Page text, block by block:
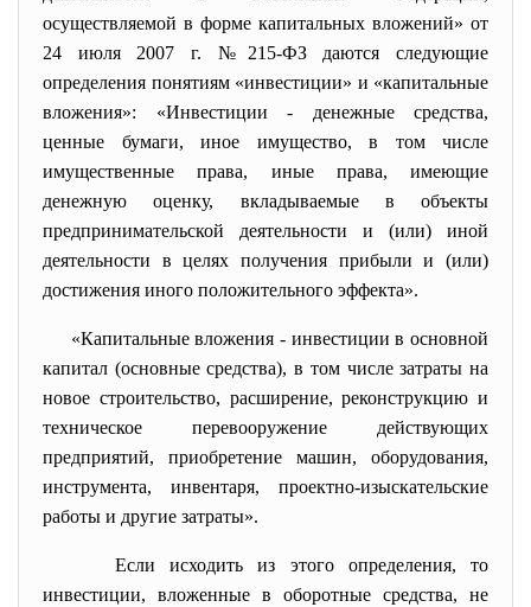
осуществляемой в форме капитальных вложений» от
24 июля 2007 г. №215-ФЗ даются следующие
определения понятиям «инвестиции» и «капитальные
вложения»: «Инвестиции - денежные средства,
ценные бумаги, иное имущество, в том числе
имущественные права, иные права, имеющие
денежную оценку, вкладываемые в объекты
предпринимательской деятельности и (или) иной
деятельности в целях получения прибыли и (или)
достижения иного положительного эффекта».
«Капитальные вложения - инвестиции в основной
капитал (основные средства), в том числе затраты на
новое строительство, расширение, реконструкцию и
техническое перевооружение действующих
предприятий, приобретение машин, оборудования,
инструмента, инвентаря, проектно-изыскательские
работы и другие затраты».
Если исходить из этого определения, то
инвестиции, вложенные в оборотные средства, не